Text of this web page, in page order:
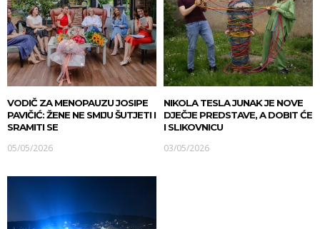
VODIČ ZA MENOPAUZU JOSIPE
PAVIČIĆ: ŽENE NE SMIJU ŠUTJETI I
SRAMITI SE
05/05/2026
NIKOLA TESLA JUNAK JE NOVE
DJEČJE PREDSTAVE, A DOBIT ĆE
I SLIKOVNICU
03/05/2026